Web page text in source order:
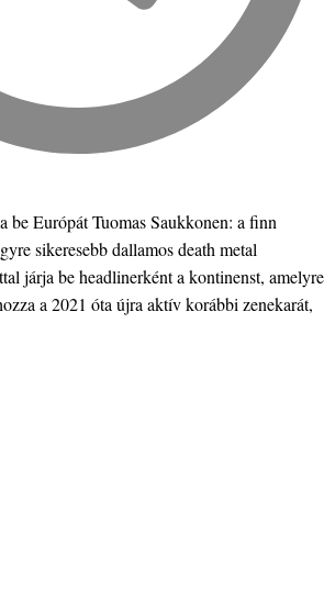
be Európát Tuomas Saukkonen: a finn
sikeresebb dallamos death metal
járja be headlinerként a kontinenst, amelyre
a 2021 óta újra aktív korábbi zenekarát,